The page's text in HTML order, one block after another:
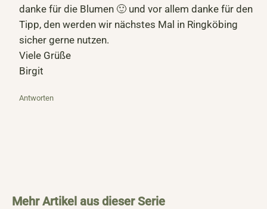
danke für die Blumen 🙂 und vor allem danke für den
Tipp, den werden wir nächstes Mal in Ringköbing
sicher gerne nutzen.
Viele Grüße
Birgit
Antworten
Mehr Artikel aus dieser Serie